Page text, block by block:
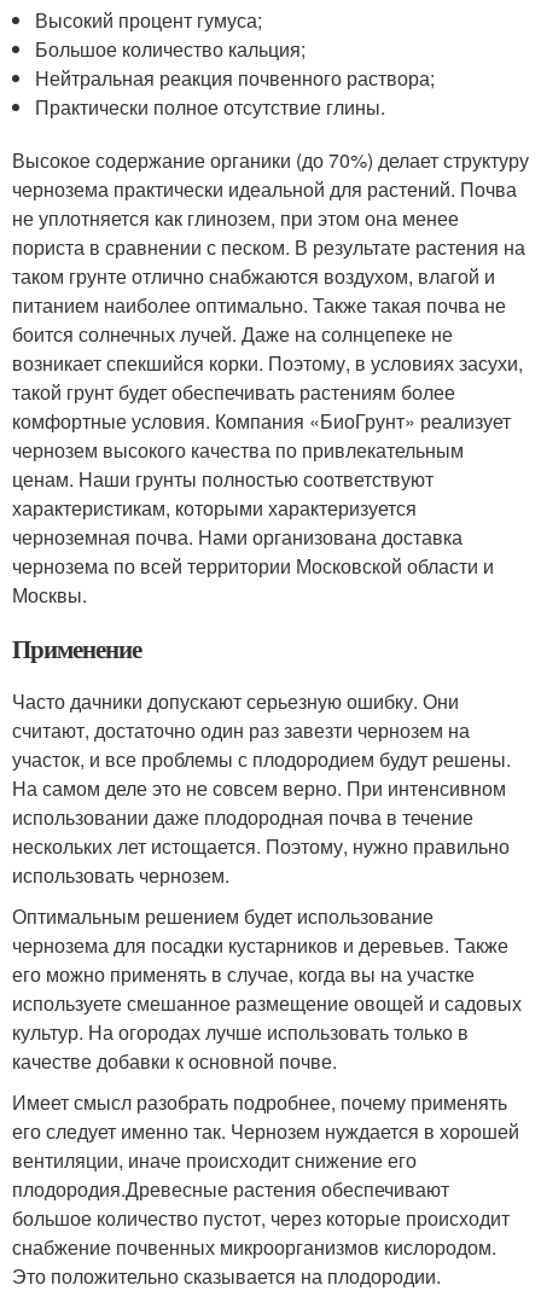
Высокий процент гумуса;
Большое количество кальция;
Нейтральная реакция почвенного раствора;
Практически полное отсутствие глины.
Высокое содержание органики (до 70%) делает структуру
чернозема практически идеальной для растений. Почва
не уплотняется как глинозем, при этом она менее
пориста в сравнении с песком. В результате растения на
таком грунте отлично снабжаются воздухом, влагой и
питанием наиболее оптимально. Также такая почва не
боится солнечных лучей. Даже на солнцепеке не
возникает спекшийся корки. Поэтому, в условиях засухи,
такой грунт будет обеспечивать растениям более
комфортные условия. Компания «БиоГрунт» реализует
чернозем высокого качества по привлекательным
ценам. Наши грунты полностью соответствуют
характеристикам, которыми характеризуется
черноземная почва. Нами организована доставка
чернозема по всей территории Московской области и
Москвы.
Применение
Часто дачники допускают серьезную ошибку. Они
считают, достаточно один раз завезти чернозем на
участок, и все проблемы с плодородием будут решены.
На самом деле это не совсем верно. При интенсивном
использовании даже плодородная почва в течение
нескольких лет истощается. Поэтому, нужно правильно
использовать чернозем.
Оптимальным решением будет использование
чернозема для посадки кустарников и деревьев. Также
его можно применять в случае, когда вы на участке
используете смешанное размещение овощей и садовых
культур. На огородах лучше использовать только в
качестве добавки к основной почве.
Имеет смысл разобрать подробнее, почему применять
его следует именно так. Чернозем нуждается в хорошей
вентиляции, иначе происходит снижение его
плодородия.Древесные растения обеспечивают
большое количество пустот, через которые происходит
снабжение почвенных микроорганизмов кислородом.
Это положительно сказывается на плодородии.